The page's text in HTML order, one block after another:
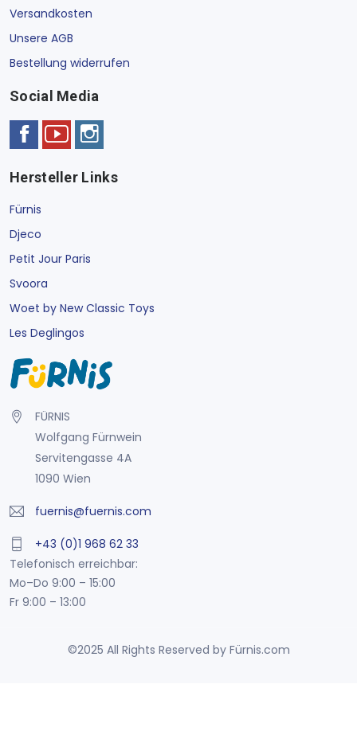
Versandkosten
Unsere AGB
Bestellung widerrufen
Social Media
Hersteller Links
Fürnis
Djeco
Petit Jour Paris
Svoora
Woet by New Classic Toys
Les Deglingos
FÜRNIS
Wolfgang Fürnwein
Servitengasse 4A
1090 Wien
fuernis@fuernis.com
+43 (0)1 968 62 33
Telefonisch erreichbar:
Mo–Do 9:00 – 15:00
Fr 9:00 – 13:00
©2025 All Rights Reserved by Fürnis.com